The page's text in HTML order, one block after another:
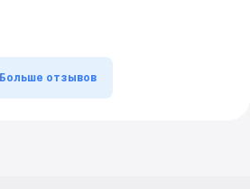
Больше отзывов